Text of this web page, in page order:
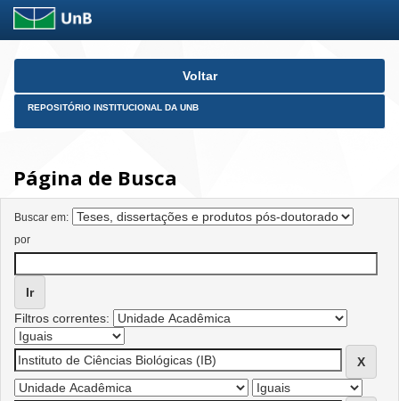
Skip
Voltar
REPOSITÓRIO INSTITUCIONAL DA UNB
Página de Busca
Buscar em:
por
Filtros correntes: